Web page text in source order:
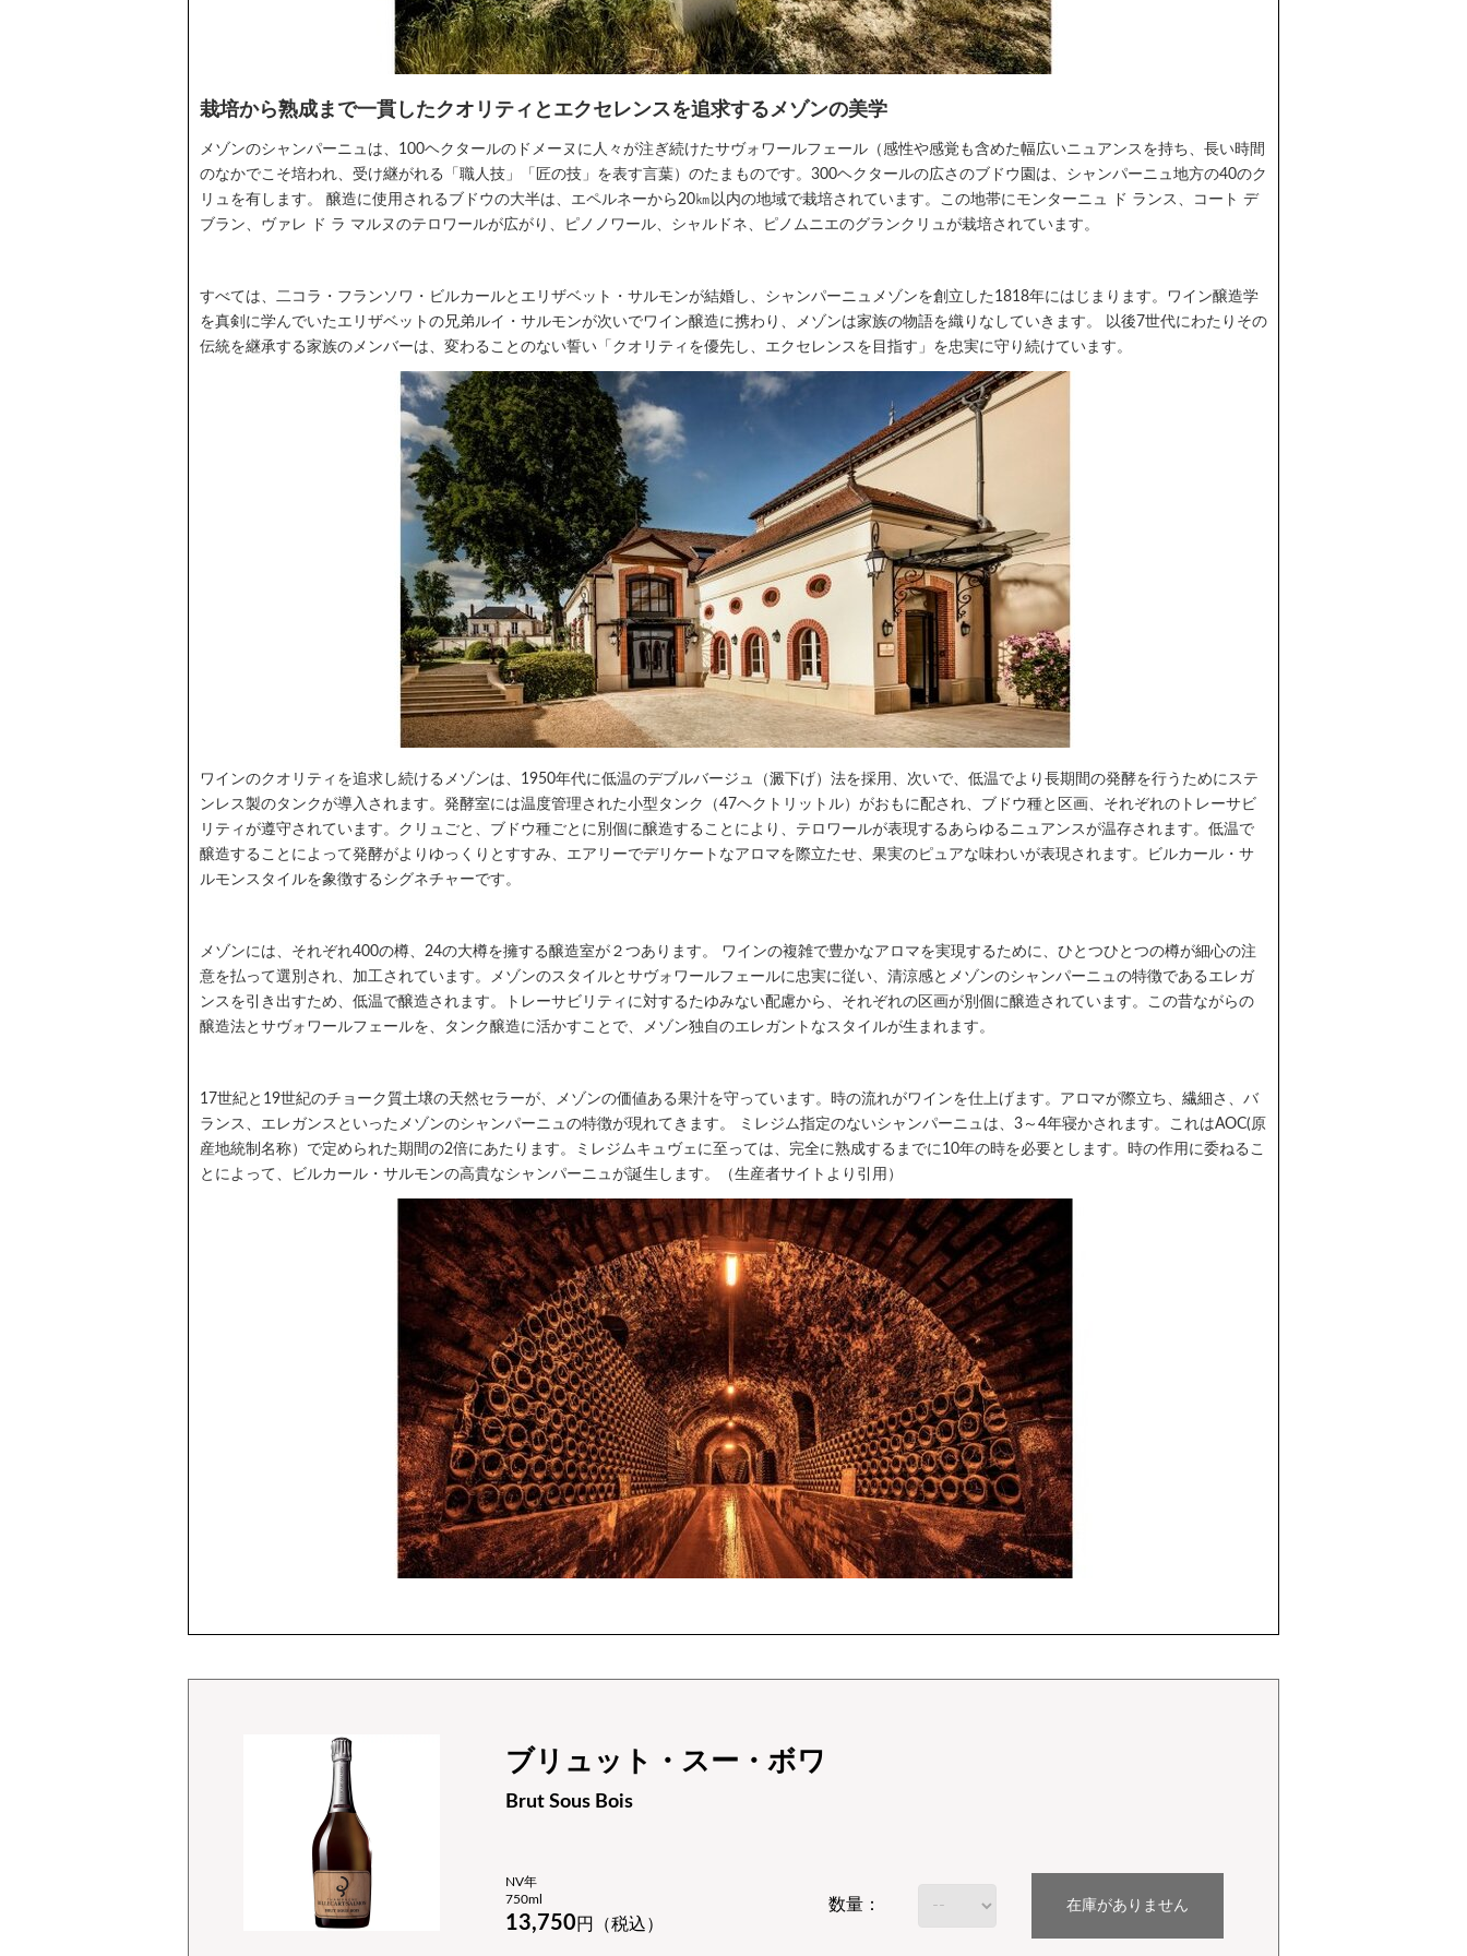
栽培から熟成まで一貫したクオリティとエクセレンスを追求するメゾンの美学
メゾンのシャンパーニュは、100ヘクタールのドメーヌに人々が注ぎ続けたサヴォワールフェール（感性や感覚も含めた幅広いニュアンスを持ち、長い時間
のなかでこそ培われ、受け継がれる「職人技」「匠の技」を表す言葉）のたまものです。300ヘクタールの広さのブドウ園は、シャンパーニュ地方の40のク
リュを有します。 醸造に使用されるブドウの大半は、エペルネーから20㎞以内の地域で栽培されています。この地帯にモンターニュ ド ランス、コート デ
ブラン、ヴァレ ド ラ マルヌのテロワールが広がり、ピノノワール、シャルドネ、ピノムニエのグランクリュが栽培されています。
すべては、二コラ・フランソワ・ビルカールとエリザベット・サルモンが結婚し、シャンパーニュメゾンを創立した1818年にはじまります。ワイン醸造学
を真剣に学んでいたエリザベットの兄弟ルイ・サルモンが次いでワイン醸造に携わり、メゾンは家族の物語を織りなしていきます。 以後7世代にわたりその
伝統を継承する家族のメンバーは、変わることのない誓い「クオリティを優先し、エクセレンスを目指す」を忠実に守り続けています。
ワインのクオリティを追求し続けるメゾンは、1950年代に低温のデブルバージュ（澱下げ）法を採用、次いで、低温でより長期間の発酵を行うためにステ
ンレス製のタンクが導入されます。発酵室には温度管理された小型タンク（47ヘクトリットル）がおもに配され、ブドウ種と区画、それぞれのトレーサビ
リティが遵守されています。クリュごと、ブドウ種ごとに別個に醸造することにより、テロワールが表現するあらゆるニュアンスが温存されます。低温で
醸造することによって発酵がよりゆっくりとすすみ、エアリーでデリケートなアロマを際立たせ、果実のピュアな味わいが表現されます。ビルカール・サ
ルモンスタイルを象徴するシグネチャーです。
メゾンには、それぞれ400の樽、24の大樽を擁する醸造室が２つあります。 ワインの複雑で豊かなアロマを実現するために、ひとつひとつの樽が細心の注
意を払って選別され、加工されています。メゾンのスタイルとサヴォワールフェールに忠実に従い、清涼感とメゾンのシャンパーニュの特徴であるエレガ
ンスを引き出すため、低温で醸造されます。トレーサビリティに対するたゆみない配慮から、それぞれの区画が別個に醸造されています。この昔ながらの
醸造法とサヴォワールフェールを、タンク醸造に活かすことで、メゾン独自のエレガントなスタイルが生まれます。
17世紀と19世紀のチョーク質土壌の天然セラーが、メゾンの価値ある果汁を守っています。時の流れがワインを仕上げます。アロマが際立ち、繊細さ、バ
ランス、エレガンスといったメゾンのシャンパーニュの特徴が現れてきます。 ミレジム指定のないシャンパーニュは、3～4年寝かされます。これはAOC(原
産地統制名称）で定められた期間の2倍にあたります。ミレジムキュヴェに至っては、完全に熟成するまでに10年の時を必要とします。時の作用に委ねるこ
とによって、ビルカール・サルモンの高貴なシャンパーニュが誕生します。（生産者サイトより引用）
ブリュット・スー・ボワ
Brut Sous Bois
NV年
750ml
13,750円（税込）
数量： 在庫がありません